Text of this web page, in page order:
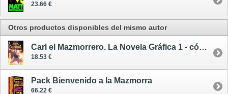
23.66 €
Otros productos disponibles del mismo autor
Carl el Mazmorrero. La Novela Gráfica 1 - cómic
18.53 €
Pack Bienvenido a la Mazmorra
66.22 €